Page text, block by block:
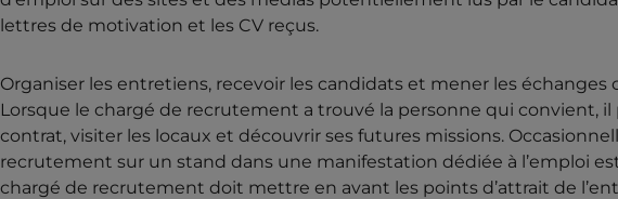
lettres de motivation et les CV reçus.
Organiser les entretiens, recevoir les candidats et mener les
Lorsque le chargé de recrutement a trouvé la personne qui convient,
contrat, visiter les locaux et découvrir ses futures missions.
recrutement sur un stand dans une manifestation dédiée à l’emploi
chargé de recrutement doit mettre en avant les points d’attrait de